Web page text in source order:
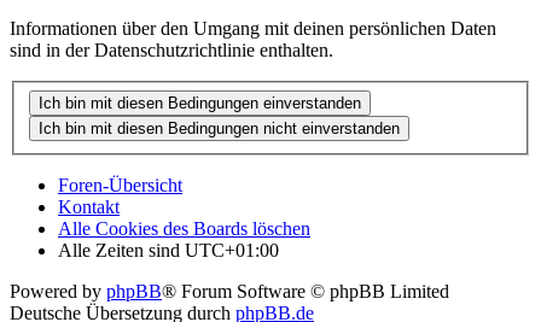
Informationen über den Umgang mit deinen persönlichen Daten
sind in der Datenschutzrichtlinie enthalten.
Foren-Übersicht
Kontakt
Alle Cookies des Boards löschen
Alle Zeiten sind UTC+01:00
Powered by phpBB® Forum Software © phpBB Limited
Deutsche Übersetzung durch phpBB.de